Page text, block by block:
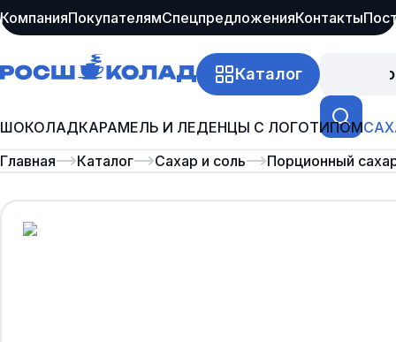
КомпанияПокупателямСпецпредложенияКонтакты
Каталог
ШОКОЛАДКАРАМЕЛЬ И ЛЕДЕНЦЫ С ЛОГОТИПОМ
Главная
Каталог Сахар и соль Порционный